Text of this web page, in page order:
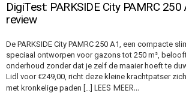
DigiTest: PARKSIDE City PAMRC
review
De PARKSIDE City PAMRC 250 A1, een compacte
speciaal ontworpen voor gazons tot 250 m²,
onderhoud zonder dat je zelf de maaier hoeft te
Lidl voor €249,00, richt deze kleine krachtpatser
met kronkelige paden […] LEES MEER…